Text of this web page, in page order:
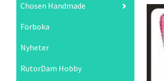
Chosen Handmade
Förboka
Nyheter
RutorDam Hobby